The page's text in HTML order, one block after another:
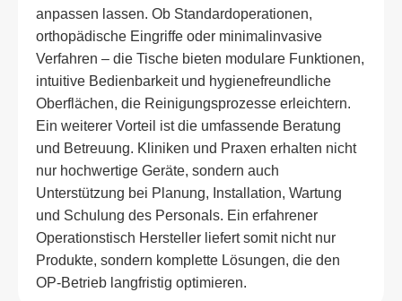
anpassen lassen. Ob Standardoperationen,
orthopädische Eingriffe oder minimalinvasive
Verfahren – die Tische bieten modulare Funktionen,
intuitive Bedienbarkeit und hygienefreundliche
Oberflächen, die Reinigungsprozesse erleichtern.
Ein weiterer Vorteil ist die umfassende Beratung
und Betreuung. Kliniken und Praxen erhalten nicht
nur hochwertige Geräte, sondern auch
Unterstützung bei Planung, Installation, Wartung
und Schulung des Personals. Ein erfahrener
Operationstisch Hersteller liefert somit nicht nur
Produkte, sondern komplette Lösungen, die den
OP-Betrieb langfristig optimieren.